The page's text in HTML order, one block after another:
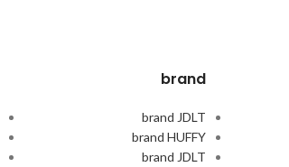
brand
brand JDLT
brand HUFFY
brand JDLT